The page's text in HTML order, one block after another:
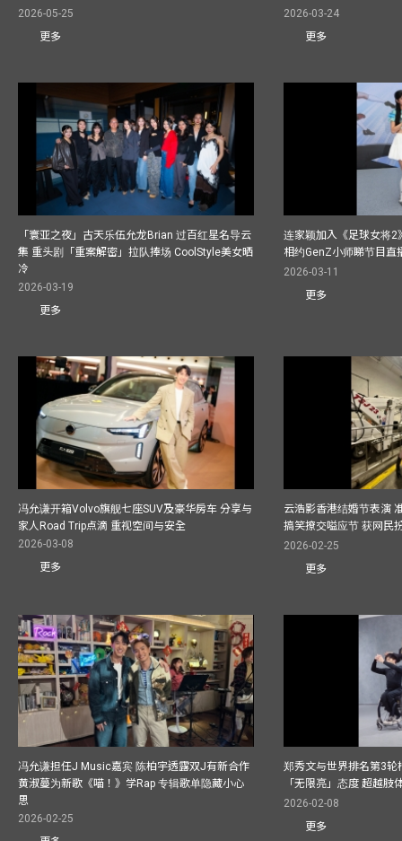
2026-05-25
更多
2026-03-24
更多
「寰亚之夜」古天乐伍允龙Brian 过百红星名导云
集 重头剧「重案解密」拉队捧场 CoolStyle美女晒
冷
2026-03-19
更多
连家颖加入《足球女将
相约GenZ小师睇节目直
2026-03-11
更多
冯允谦开箱Volvo旗舰七座SUV及豪华房车 分享与
家人Road Trip点滴 重视空间与安全
2026-03-08
更多
云浩影香港结婚节表演
搞笑撩交嗌应节 获网民
2026-02-25
更多
冯允谦担任J Music嘉宾 陈柏宇透露双J有新合作
黄淑蔓为新歌《喵！》学Rap 专辑歌单隐藏小心
思
2026-02-25
郑秀文与世界排名第3轮
「无限亮」态度 超越肢
2026-02-08
更多